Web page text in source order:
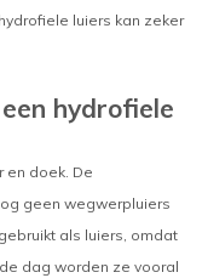
luiers kan zeker
hydrofiele
en doek. De
geen wegwerpluiers
als luiers, omdat
dag worden ze vooral